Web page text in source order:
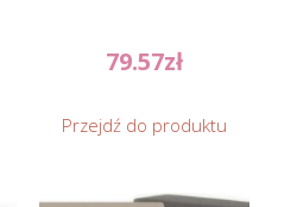
79.57zł
Przejdź do produktu